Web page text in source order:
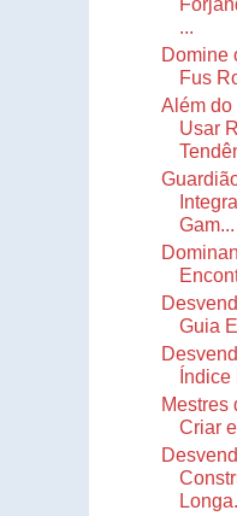
...
Domine
Fus
Além do
Usar
Gam...
Guia
Mestres
Criar